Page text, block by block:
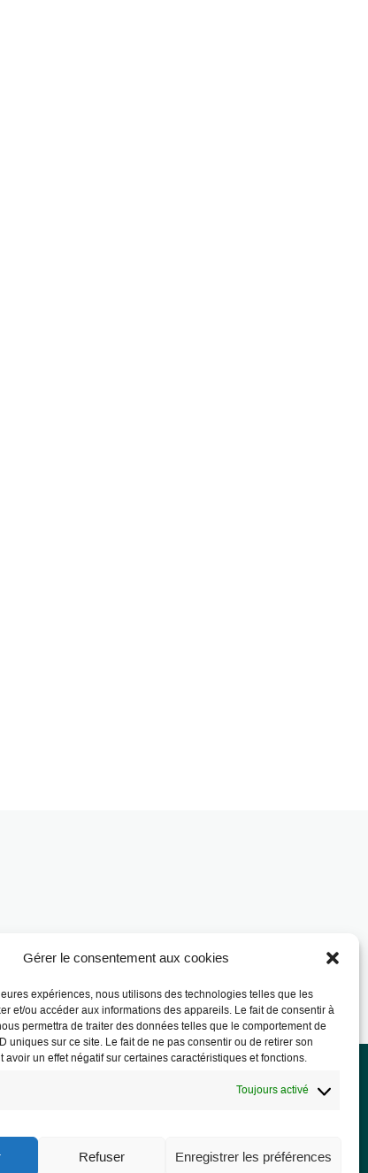
Gérer le consentement aux cookies
expériences, nous utilisons des technologies telles que les
et/ou accéder aux informations des appareils. Le fait de consentir à
permettra de traiter des données telles que le comportement de
uniques sur ce site. Le fait de ne pas consentir ou de retirer son
avoir un effet négatif sur certaines caractéristiques et fonctions.
Toujours activé
Refuser Enregistrer les préférences